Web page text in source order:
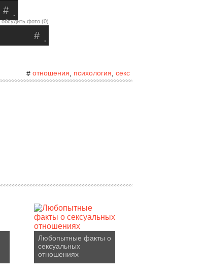
.
#
обсудить фото (0)
.
#
# отношения психология секс
Любопытные факты о
сексуальных
отношениях